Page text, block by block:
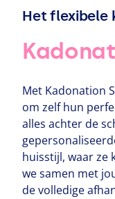
Het flexibele
Met Kadonation
om zelf hun
alles achter de
huisstijl, waar ze
we samen met
de volledige